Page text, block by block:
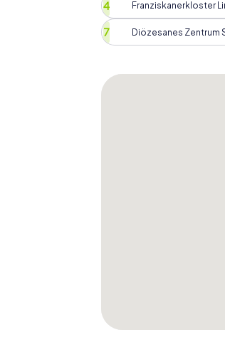
ihr euch auf eine
Familie, Freunde oder
Abenteuer für alle.
entdecken und
Franziskanerkloster
Diözesanes Zentrum